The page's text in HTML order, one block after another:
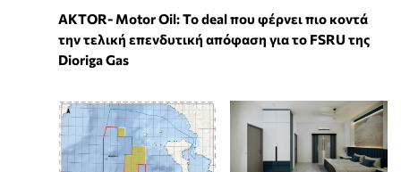
ΑKTOR- Motor Oil: Το deal που φέρνει πιο κοντά
την τελική επενδυτική απόφαση για το FSRU της
Dioriga Gas